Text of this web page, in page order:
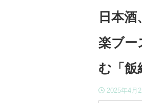
日本
楽ブー
む「飯
2025年4月